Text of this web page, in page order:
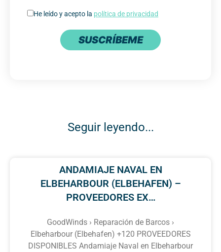
He leído y acepto la política de privacidad
SUSCRÍBEME
Seguir leyendo...
ANDAMIAJE NAVAL EN
ELBEHARBOUR (ELBEHAFEN) –
PROVEEDORES EX…
GoodWinds › Reparación de Barcos ›
Elbeharbour (Elbehafen) +120 PROVEEDORES
DISPONIBLES Andamiaje Naval en Elbeharbour